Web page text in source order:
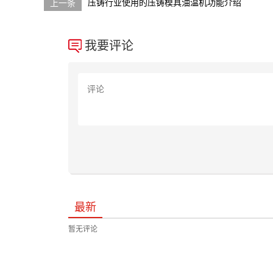
压铸行业使用的压铸模具油温机功能介绍
我要评论
最新
暂无评论